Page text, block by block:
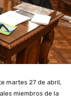
martes 27 de abril,
miembros de la